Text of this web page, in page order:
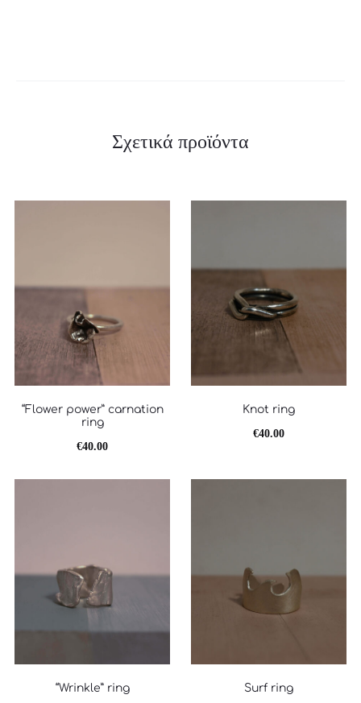
Σχετικά προϊόντα
“Flower power” carnation
ring
€40.00
Knot ring
€40.00
“Wrinkle” ring
Surf ring